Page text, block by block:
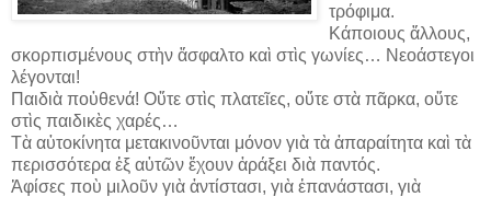
τρόφιμα.
Κάποιους ἄλλους,
σκορπισμένους στὴν ἄσφαλτο καὶ στὶς γωνίες… Νεοάστεγοι
λέγονται!
Παιδιὰ ποὐθενά! Οὔτε στὶς πλατεῖες, οὔτε στὰ πᾶρκα, οὔτε
στὶς παιδικὲς χαρές…
Τὰ αὐτοκίνητα μετακινοῦνται μόνον γιὰ τὰ ἀπαραίτητα καὶ τὰ
περισσότερα ἐξ αὐτῶν ἔχουν ἀράξει διὰ παντός.
Ἀφίσες ποὺ μιλοῦν γιὰ ἀντίστασι, γιὰ ἐπανάστασι, γιὰ